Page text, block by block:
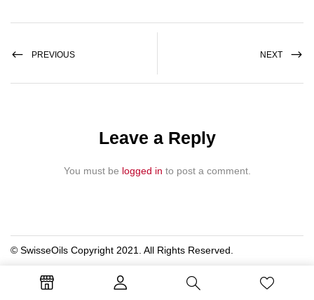
PREVIOUS NEXT
Leave a Reply
You must be logged in to post a comment.
© SwisseOils Copyright 2021. All Rights Reserved.